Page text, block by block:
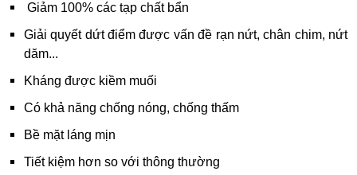
Giảm 100% các tạp chất bẩn
Giải quyết dứt điểm được vấn đề rạn nứt, chân chim, nứt
dăm...
Kháng được kiềm muối
Có khả năng chống nóng, chống thấm
Bề mặt láng mịn
Tiết kiệm hơn so với thông thường